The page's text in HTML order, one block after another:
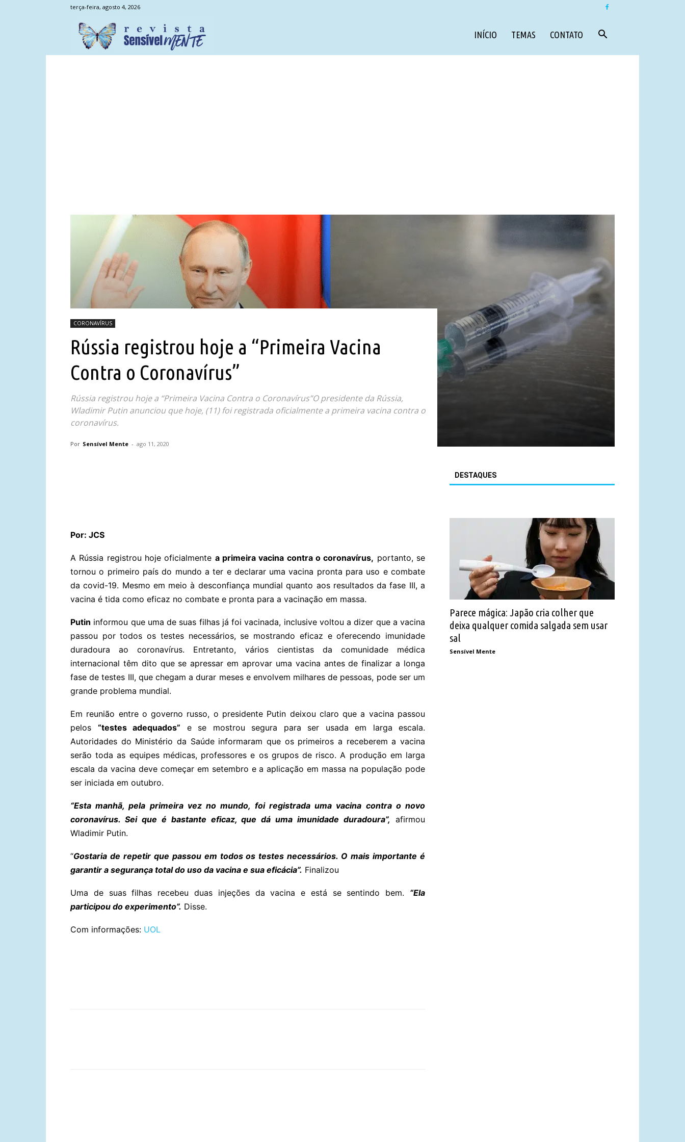
terça-feira, agosto 4, 2026
INÍCIO TEMAS CONTATO
CORONAVÍRUS
Rússia registrou hoje a “Primeira Vacina
Contra o Coronavírus”
Rússia registrou hoje a “Primeira Vacina Contra o Coronavírus”O presidente da Rússia,
Wladimir Putin anunciou que hoje, (11) foi registrada oficialmente a primeira vacina contra o
coronavírus.
Por Sensível Mente - ago 11, 2020
Por: JCS
A Rússia registrou hoje oficialmente a primeira vacina contra o coronavírus, portanto, se
tornou o primeiro país do mundo a ter e declarar uma vacina pronta para uso e combate
da covid-19. Mesmo em meio à desconfiança mundial quanto aos resultados da fase III, a
vacina é tida como eficaz no combate e pronta para a vacinação em massa.
Putin informou que uma de suas filhas já foi vacinada, inclusive voltou a dizer que a vacina
passou por todos os testes necessários, se mostrando eficaz e oferecendo imunidade
duradoura ao coronavírus. Entretanto, vários cientistas da comunidade médica
internacional têm dito que se apressar em aprovar uma vacina antes de finalizar a longa
fase de testes III, que chegam a durar meses e envolvem milhares de pessoas, pode ser um
grande problema mundial.
Em reunião entre o governo russo, o presidente Putin deixou claro que a vacina passou
pelos “testes adequados” e se mostrou segura para ser usada em larga escala.
Autoridades do Ministério da Saúde informaram que os primeiros a receberem a vacina
serão toda as equipes médicas, professores e os grupos de risco. A produção em larga
escala da vacina deve começar em setembro e a aplicação em massa na população pode
ser iniciada em outubro.
“Esta manhã, pela primeira vez no mundo, foi registrada uma vacina contra o novo
coronavírus. Sei que é bastante eficaz, que dá uma imunidade duradoura”, afirmou
Wladimir Putin.
“Gostaria de repetir que passou em todos os testes necessários. O mais importante é
garantir a segurança total do uso da vacina e sua eficácia”. Finalizou
Uma de suas filhas recebeu duas injeções da vacina e está se sentindo bem. “Ela
participou do experimento”. Disse.
Com informações: UOL
DESTAQUES
Parece mágica: Japão cria colher que
deixa qualquer comida salgada sem usar
sal
Sensível Mente